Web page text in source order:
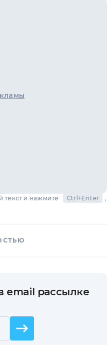
и нажмите Ctrl+Enter
,
email рассылке